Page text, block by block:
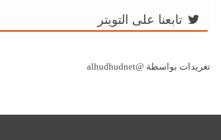
تابعنا على التويتر
تغريدات بواسطة @alhudhudnet